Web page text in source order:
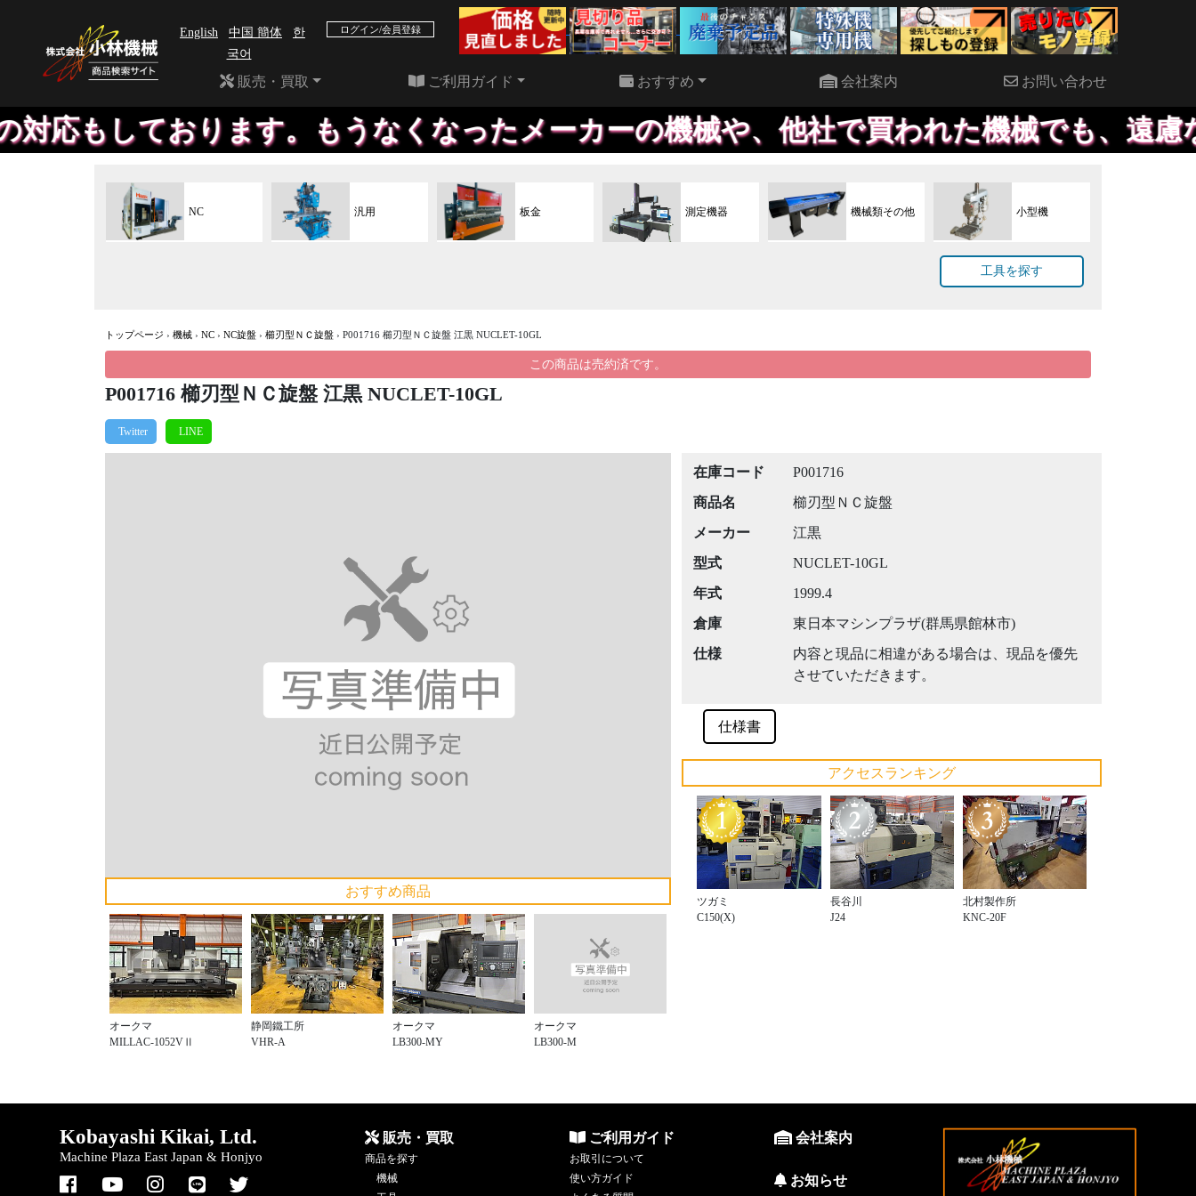
English 中国 簡体
한
국어
ログイン/会員登録 22 件
販売・買取 ご利用ガイド おすすめ 会社案内 お問い合わせ
おります。もうなくなったメーカーの機械や、他社で買われた機械でも、遠慮なくご
NC 汎用 板金 測定機器 機械類その他 小型機
工具を探す
トップページ › 機械 › NC › NC旋盤 › 櫛刃型ＮＣ旋盤 › P001716 櫛刃型ＮＣ旋盤 江黒 NUCLET-10GL
この商品は売約済です。
P001716 櫛刃型ＮＣ旋盤 江黒 NUCLET-10GL
おすすめ商品
オークマ
MILLAC-1052VⅡ
静岡鐵工所
VHR-A
オークマ
LB300-MY
オークマ
LB300-M
在庫コード
P001716
商品名
櫛刃型ＮＣ旋盤
メーカー
江黒
型式
NUCLET-10GL
年式
1999.4
倉庫
東日本マシンプラザ(群馬県館林市)
仕様
内容と現品に相違がある場合は、現品を優先
させていただきます。
仕様書
アクセスランキング
ツガミ
C150(X)
長谷川
J24
北村製作所
KNC-20F
Kobayashi Kikai, Ltd.
Machine Plaza East Japan & Honjyo
販売・買取
商品を探す
機械
ご利用ガイド
お取引について
使い方ガイド
会社案内
お知らせ